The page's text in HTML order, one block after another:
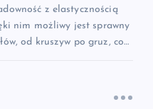
z elastycznością
nim możliwy jest sprawny
od kruszyw po gruz, co…